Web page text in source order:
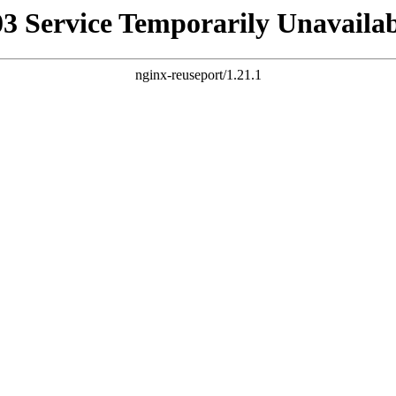
Service Temporarily
nginx-reuseport/1.21.1